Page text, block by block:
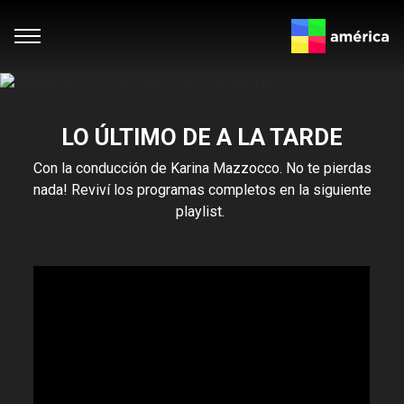
LO ÚLTIMO DE A LA TARDE
Con la conducción de Karina Mazzocco. No te pierdas
nada! Reviví los programas completos en la siguiente
playlist.